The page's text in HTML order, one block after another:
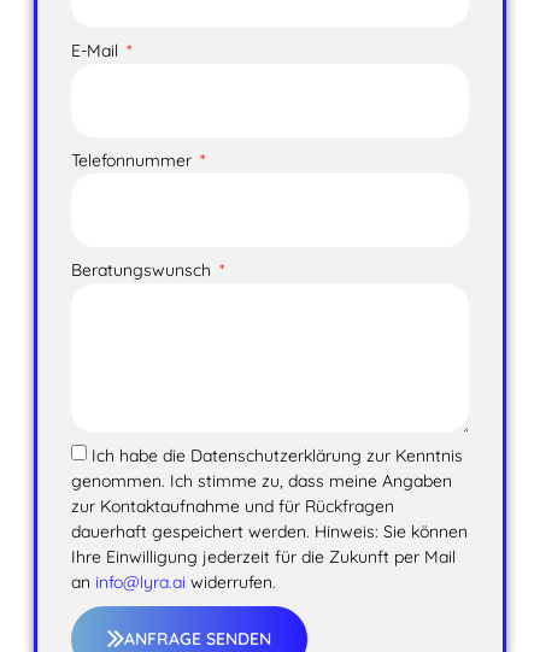
E-Mail
Telefonnummer
Beratungswunsch
Ich habe die Datenschutzerklärung zur Kenntnis
genommen. Ich stimme zu, dass meine Angaben
zur Kontaktaufnahme und für Rückfragen
dauerhaft gespeichert werden. Hinweis: Sie können
Ihre Einwilligung jederzeit für die Zukunft per Mail
an info@lyra.ai widerrufen.
ANFRAGE SENDEN